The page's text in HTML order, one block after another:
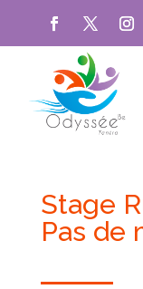
Stage
Pas de